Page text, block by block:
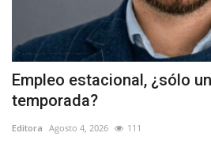
Empleo estacional, ¿sólo
temporada?
Editora Agosto 4, 2026 111